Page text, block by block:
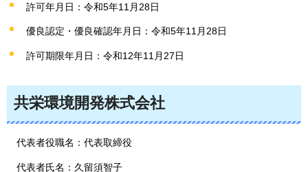
許可年月日：令和5年11月28日
優良認定・優良確認年月日：令和5年11月28日
許可期限年月日：令和12年11月27日
共栄環境開発株式会社
代表者役職名：代表取締役
代表者氏名：久留須智子